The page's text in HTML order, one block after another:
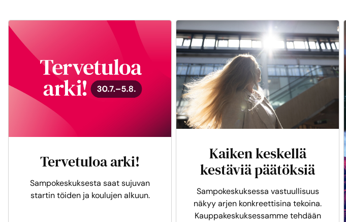
Tervetuloa arki!
Sampokeskuksesta saat sujuvan
startin töiden ja koulujen alkuun.
Kaiken keskellä
kestäviä päätöksiä
Sampokeskuksessa vastuullisuus
näkyy arjen konkreettisina tekoina.
Kauppakeskuksessamme tehdään